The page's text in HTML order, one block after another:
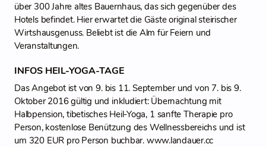
über 300 Jahre altes Bauernhaus, das sich gegenüber des
Hotels befindet. Hier erwartet die Gäste original steirischer
Wirtshausgenuss. Beliebt ist die Alm für Feiern und
Veranstaltungen.
INFOS HEIL-YOGA-TAGE
Das Angebot ist von 9. bis 11. September und von 7. bis 9.
Oktober 2016 gültig und inkludiert: Übernachtung mit
Halbpension, tibetisches Heil-Yoga, 1 sanfte Therapie pro
Person, kostenlose Benützung des Wellnessbereichs und ist
um 320 EUR pro Person buchbar. www.landauer.cc